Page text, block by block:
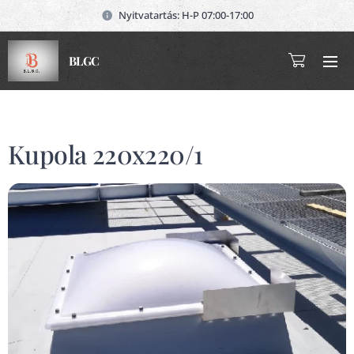
Nyitvatartás: H-P 07:00-17:00
BLGC
Kupola 220x220/1